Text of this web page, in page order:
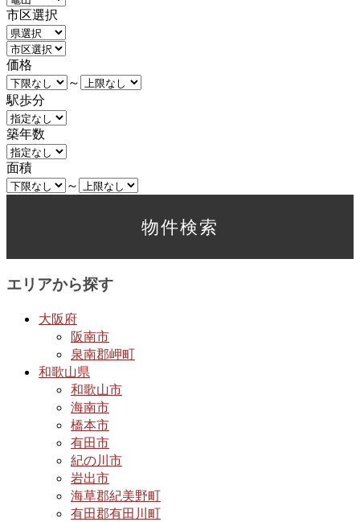
市区選択
価格
～
駅歩分
築年数
面積
～
エリアから探す
大阪府
阪南市
泉南郡岬町
和歌山県
和歌山市
海南市
橋本市
有田市
紀の川市
岩出市
海草郡紀美野町
有田郡有田川町